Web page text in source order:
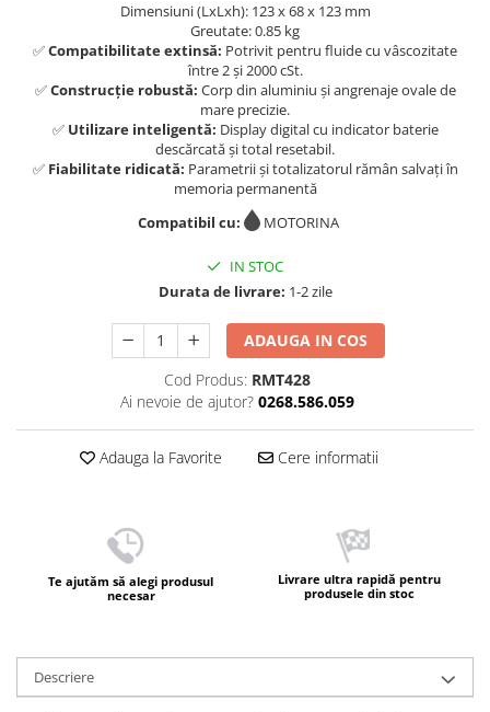
Dimensiuni (LxLxh): 123 x 68 x 123 mm
Greutate: 0.85 kg
✅Compatibilitate extinsă: Potrivit pentru fluide cu vâscozitate
între 2 și 2000 cSt.
✅Construcție robustă: Corp din aluminiu și angrenaje ovale de
mare precizie.
✅ Utilizare inteligentă: Display digital cu indicator baterie
descărcată și total resetabil.
✅ Fiabilitate ridicată: Parametrii și totalizatorul rămân salvați în
memoria permanentă
Compatibil cu:
MOTORINA
IN STOC
Durata de livrare: 1-2 zile
ADAUGA IN COS
Cod Produs: RMT428
Ai nevoie de ajutor? 0268.586.059
Adauga la Favorite Cere informatii
Te ajutăm să alegi produsul
necesar
Livrare ultra rapidă pentru
produsele din stoc
Descriere